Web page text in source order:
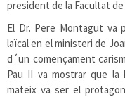
president de la Facultat
El Dr. Pere Montagut va
laïcal en el ministeri de
d´un començament
Pau II va mostrar que la
mateix va ser el